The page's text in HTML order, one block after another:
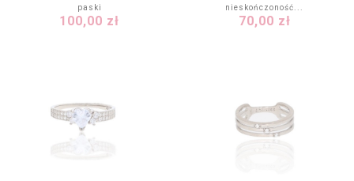
paski
Cena
100,00 zł
nieskończoność...
Cena
70,00 zł